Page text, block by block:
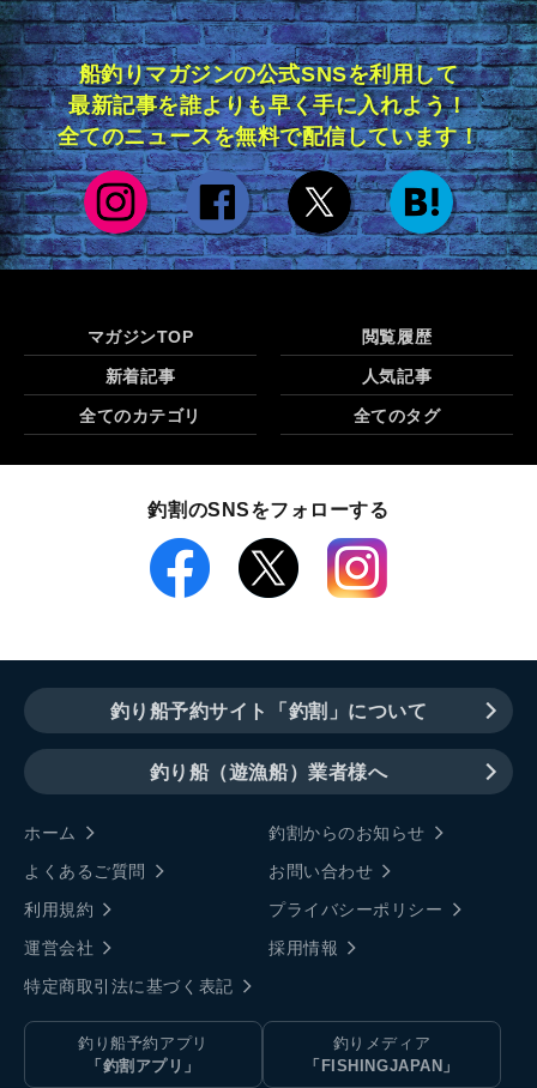
船釣りマガジンの公式SNSを利用して
最新記事を誰よりも早く手に入れよう！
全てのニュースを無料で配信しています！
マガジンTOP 閲覧履歴
新着記事 人気記事
全てのカテゴリ 全てのタグ
釣割のSNSをフォローする
釣り船予約サイト「釣割」について
釣り船（遊漁船）業者様へ
ホーム
釣割からのお知らせ
よくあるご質問
お問い合わせ
利用規約
プライバシーポリシー
運営会社
採用情報
特定商取引法に基づく表記
釣り船予約アプリ
「釣割アプリ」
釣りメディア
「FISHINGJAPAN」